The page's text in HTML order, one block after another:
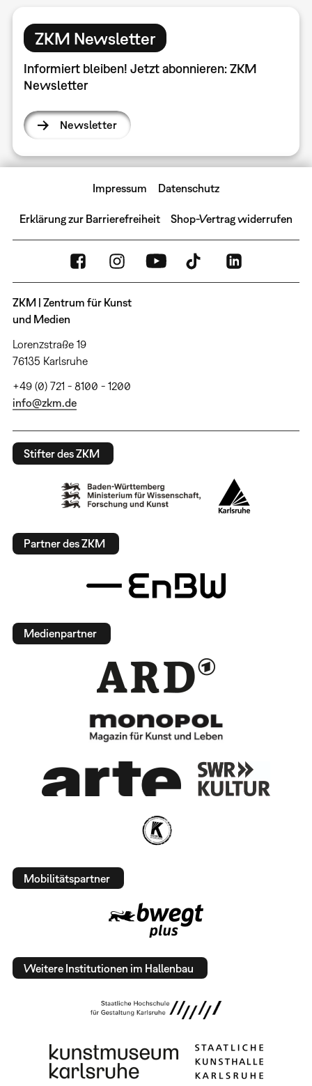
ZKM Newsletter
Informiert bleiben! Jetzt abonnieren: ZKM
Newsletter
Newsletter
Impressum Datenschutz
Erklärung zur Barrierefreiheit Shop-Vertrag widerrufen
ZKM | Zentrum für Kunst
und Medien
Lorenzstraße 19
76135 Karlsruhe
+49 (0) 721 - 8100 - 1200
info@zkm.de
Stifter des ZKM
Partner des ZKM
Medienpartner
Mobilitätspartner
Weitere Institutionen im Hallenbau